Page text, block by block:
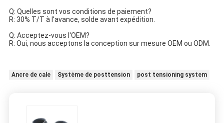
Q: Quelles sont vos conditions de paiement?
R: 30% T/T à l'avance, solde avant expédition.
Q: Acceptez-vous l'OEM?
R: Oui, nous acceptons la conception sur mesure OEM ou ODM.
Ancre de cale Système de posttension post tensioning system